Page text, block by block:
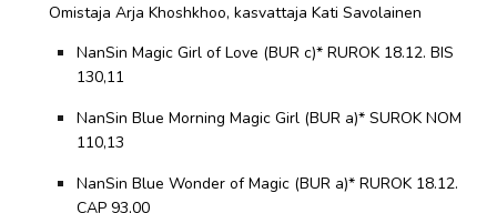
Omistaja Arja Khoshkhoo, kasvattaja Kati Savolainen
NanSin Magic Girl of Love (BUR c)* RUROK 18.12. BIS
130,11
NanSin Blue Morning Magic Girl (BUR a)* SUROK NOM
110,13
NanSin Blue Wonder of Magic (BUR a)* RUROK 18.12.
CAP 93,00